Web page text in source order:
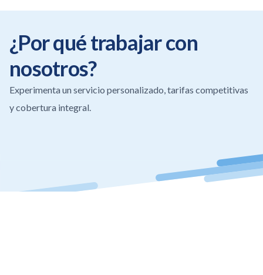
¿Por qué trabajar con
nosotros?
Experimenta un servicio personalizado, tarifas competitivas
y cobertura integral.